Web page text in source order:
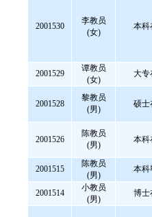
2001530
李教员
(女)
本科
2001529
谭教员
(女)
大专
2001528
黎教员
(男)
硕士
2001526
陈教员
(男)
本科
2001515
陈教员
(男)
本科
2001514
小教员
(男)
博士